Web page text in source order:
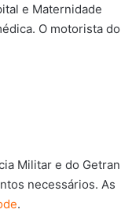
e Maternidade
O motorista do
Militar e do Getran
necessários. As
.